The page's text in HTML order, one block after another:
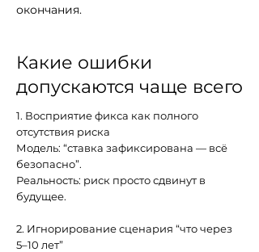
окончания.
Какие ошибки
допускаются чаще всего
1. Восприятие фикса как полного
отсутствия риска
Модель: “ставка зафиксирована — всё
безопасно”.
Реальность: риск просто сдвинут в
будущее.
2. Игнорирование сценария “что через
5–10 лет”